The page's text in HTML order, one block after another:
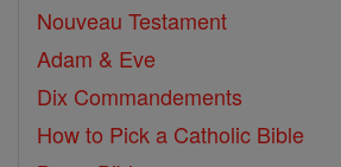
Nouveau Testament
Adam & Eve
Dix Commandements
How to Pick a Catholic Bible